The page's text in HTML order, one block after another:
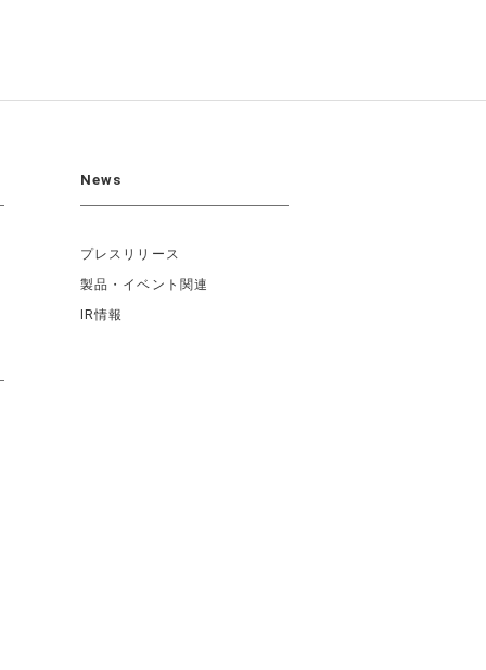
News
プレスリリース
製品・イベント関連
IR情報